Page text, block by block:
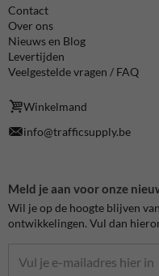
Contact
Over ons
Nieuws en Blog
Levertijden
Veelgestelde vragen / FAQ
Winkelmand
info@trafficsupply.be
Meld je aan voor onze
Wil je op de hoogte blijven
ontwikkelingen. Vul dan